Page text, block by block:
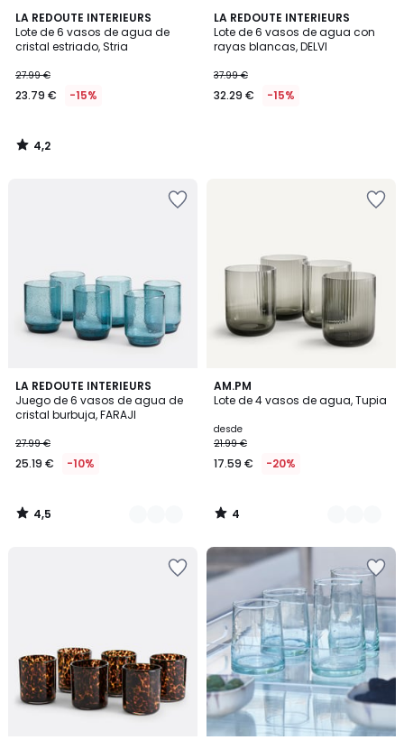
LA REDOUTE INTERIEURS
Lote de 6 vasos de agua de
cristal estriado, Stria
27.99 €
23.79 € -15%
4,2
/ 5
4,2
/
LA REDOUTE INTERIEURS
Lote de 6 vasos de agua con
rayas blancas, DELVI
37.99 €
32.29 € -15%
LA REDOUTE INTERIEURS
Juego de 6 vasos de agua de
cristal burbuja, FARAJI
27.99 €
25.19 € -10%
4,5
/ 5
6
Colores
4,5
/
AM.PM
Lote de 4 vasos de agua, Tupia
desde
21.99 €
17.59 € -20%
4
/
2
Colores
4
/